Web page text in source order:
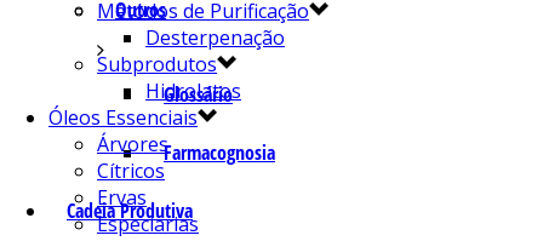
Outros
Glossário
Farmacognosia
Cadeia Produtiva
Métodos de Purificação
Desterpenação
Subprodutos
Hidrolatos
Óleos Essenciais
Árvores
Cítricos
Ervas
Especiarias